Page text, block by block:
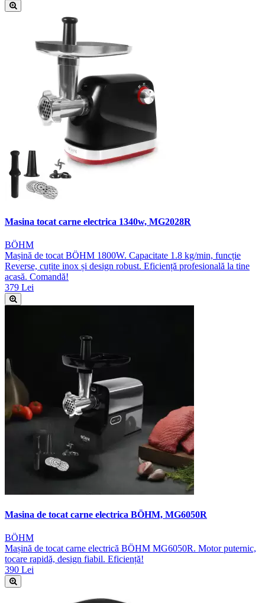
Masina tocat carne electrica 1340w, MG2028R
BÖHM
Mașină de tocat BÖHM 1800W. Capacitate 1.8 kg/min, funcție
Reverse, cuțite inox și design robust. Eficiență profesională la tine
acasă. Comandă!
379 Lei
Masina de tocat carne electrica BÖHM, MG6050R
BÖHM
Mașină de tocat carne electrică BÖHM MG6050R. Motor puternic,
tocare rapidă, design fiabil. Eficiență!
390 Lei